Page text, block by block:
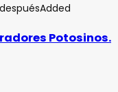
Added
Potosinos.